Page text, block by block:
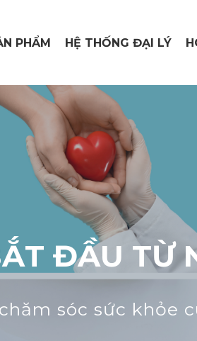
PHẨM HỆ THỐNG ĐẠI LÝ
ĐẦU TỪ
sóc sức khỏe